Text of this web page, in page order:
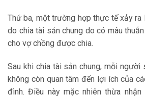
Thứ ba, một trường hợp thực tế xảy ra
do chia tài sản chung do có mâu
cho vợ chồng được chia.
Sau khi chia tài sản chung, mỗi người
không còn quan tâm đến lợi ích của
đình. Điều này mặc nhiên thừa